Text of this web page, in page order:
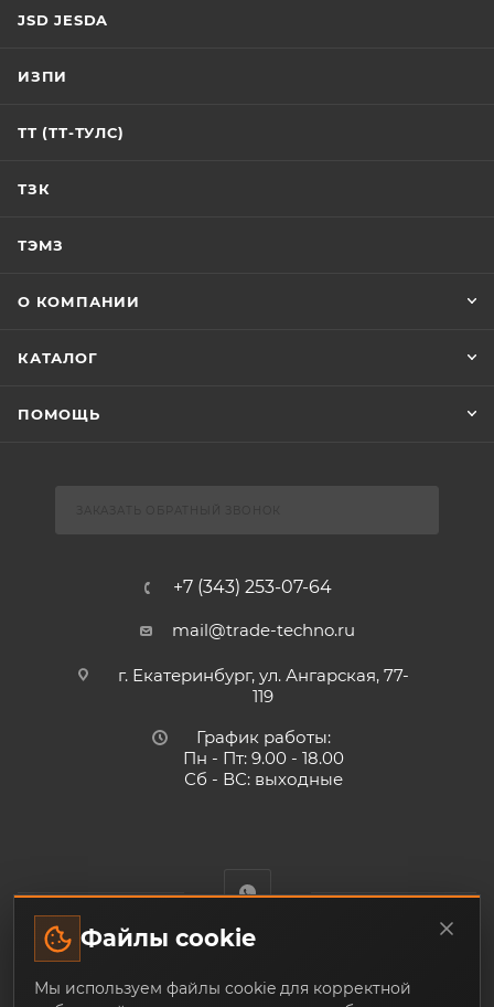
JSD JESDA
ИЗПИ
ТТ (ТТ-ТУЛС)
ТЗК
ТЭМЗ
О КОМПАНИИ
КАТАЛОГ
ПОМОЩЬ
+7 (343) 253-07-64
mail@trade-techno.ru
г. Екатеринбург, ул. Ангарская, 77-
119
График работы:
Пн - Пт: 9.00 - 18.00
Сб - ВС: выходные
инструмента с доставкой по Екатеринбургу и по всей
Файлы cookie
Мы используем файлы cookie для корректной